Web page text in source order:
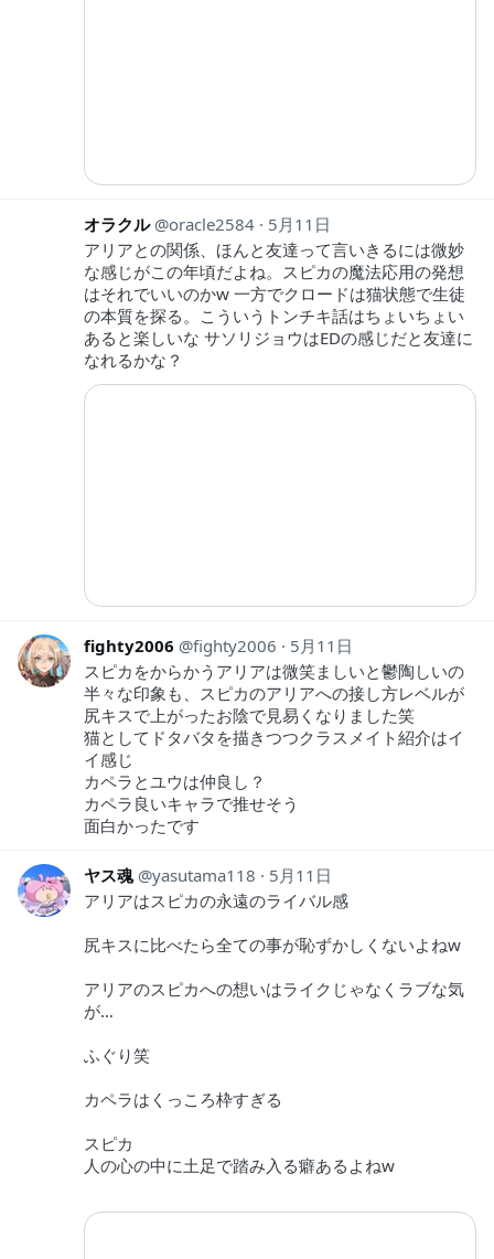
オラクル oracle2584
5月11日
アリアとの関係、ほんと友達って言いきるには微妙
な感じがこの年頃だよね。スピカの魔法応用の発想
はそれでいいのかw 一方でクロードは猫状態で生徒
の本質を探る。こういうトンチキ話はちょいちょい
あると楽しいな サソリジョウはEDの感じだと友達に
なれるかな？
fighty2006 fighty2006
5月11日
スピカをからかうアリアは微笑ましいと鬱陶しいの
半々な印象も、スピカのアリアへの接し方レベルが
尻キスで上がったお陰で見易くなりました笑
猫としてドタバタを描きつつクラスメイト紹介はイ
イ感じ
カペラとユウは仲良し？
カペラ良いキャラで推せそう
面白かったです
ヤス魂 yasutama118
5月11日
アリアはスピカの永遠のライバル感
尻キスに比べたら全ての事が恥ずかしくないよねw
アリアのスピカへの想いはライクじゃなくラブな気
が…
ふぐり笑
カペラはくっころ枠すぎる
スピカ
人の心の中に土足で踏み入る癖あるよねw